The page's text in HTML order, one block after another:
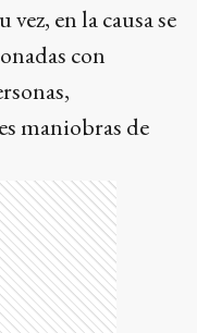
en la causa se
con
maniobras de